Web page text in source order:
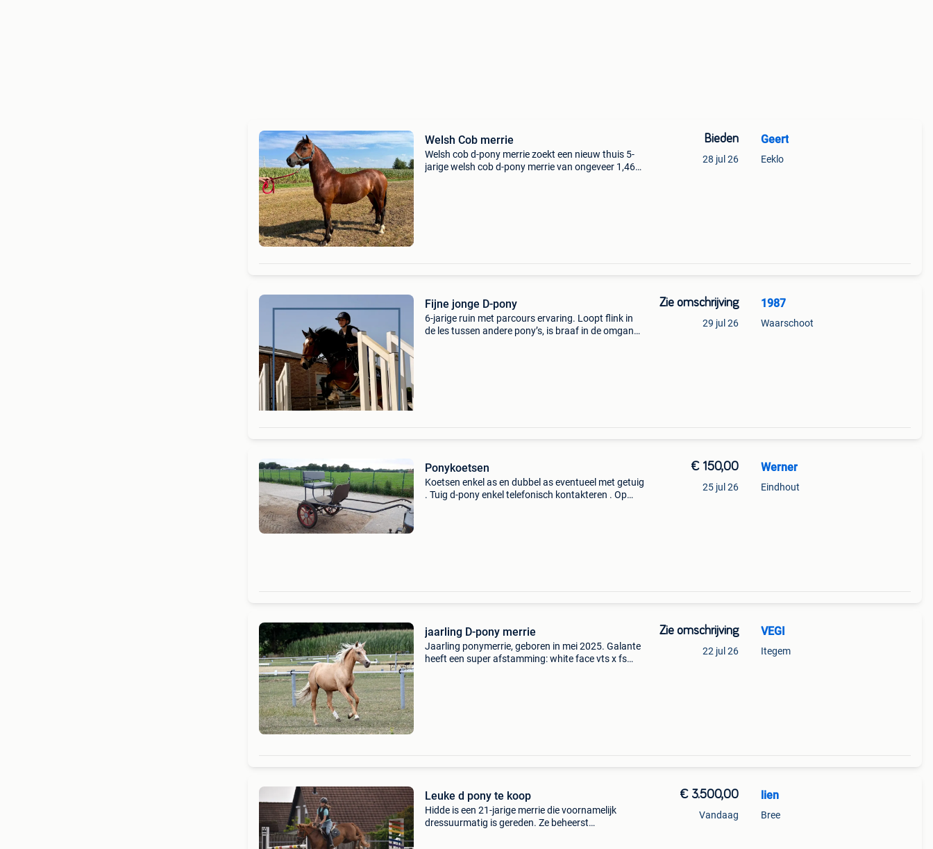
Welsh Cob merrie
Welsh cob d-pony merrie zoekt een nieuw thuis 5-
jarige welsh cob d-pony merrie van ongeveer 1,46
Bieden
28 jul 26
Geert
Eeklo
Fijne jonge D-pony
6-jarige ruin met parcours ervaring. Loopt flink in
de les tussen andere pony’s, is braaf in de omgang.
Zie omschrijving
29 jul 26
1987
Waarschoot
Ponykoetsen
Koetsen enkel as en dubbel as eventueel met getuig
. Tuig d-pony enkel telefonisch kontakteren . Op
€ 150,00
25 jul 26
Werner
Eindhout
jaarling D-pony merrie
Jaarling ponymerrie, geboren in mei 2025. Galante
heeft een super afstamming: white face vts x fs
Zie omschrijving
22 jul 26
VEGI
Itegem
Leuke d pony te koop
Hidde is een 21-jarige merrie die voornamelijk
dressuurmatig is gereden. Ze beheerst
€ 3.500,00
Vandaag
lien
Bree